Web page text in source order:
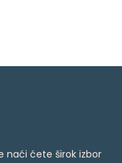
naći ćete širok izbor